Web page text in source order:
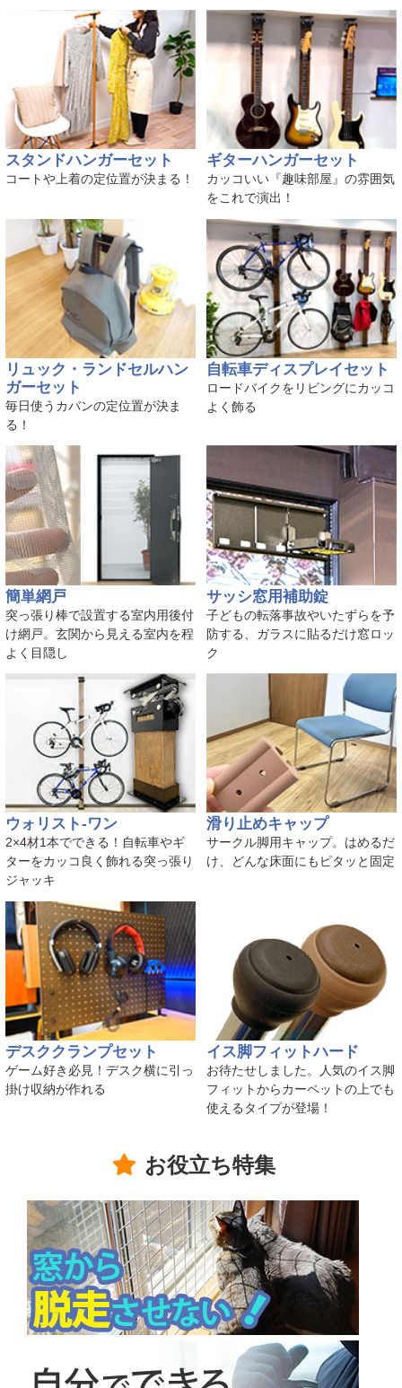
スタンドハンガーセット
コートや上着の定位置が決まる！
ギターハンガーセット
カッコいい『趣味部屋』の雰囲気
をこれで演出！
リュック・ランドセルハン
ガーセット
毎日使うカバンの定位置が決ま
る！
自転車ディスプレイセット
ロードバイクをリビングにカッコ
よく飾る
簡単網戸
突っ張り棒で設置する室内用後付
け網戸。玄関から見える室内を程
よく目隠し
サッシ窓用補助錠
子どもの転落事故やいたずらを予
防する、ガラスに貼るだけ窓ロッ
ク
ウォリスト-ワン
2×4材1本でできる！自転車やギ
ターをカッコ良く飾れる突っ張り
ジャッキ
滑り止めキャップ
サークル脚用キャップ。はめるだ
け、どんな床面にもピタッと固定
デスククランプセット
ゲーム好き必見！デスク横に引っ
掛け収納が作れる
イス脚フィットハード
お待たせしました。人気のイス脚
フィットからカーペットの上でも
使えるタイプが登場！
お役立ち特集